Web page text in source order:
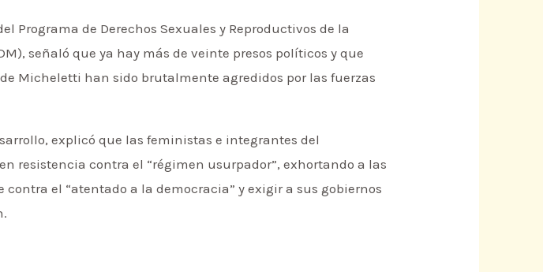
Programa de Derechos Sexuales y Reproductivos de la
señaló que ya hay más de veinte presos políticos y que
Micheletti han sido brutalmente agredidos por las fuerzas
explicó que las feministas e integrantes del
resistencia contra el “régimen usurpador”, exhortando a las
el “atentado a la democracia” y exigir a sus gobiernos